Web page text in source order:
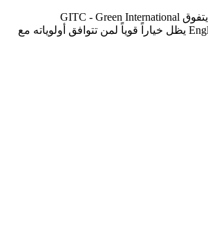
بناءً على تقييم DES الشامل، تتفوق GITC - Green International Technological College على English Fella 2 (Classic/J-Sparta Campus) بتقييم كلي 4.14 مقابل 3.35. يتفوق GITC - Green International
Technological College في 6 محاور رئيسية، مما يجعله الخيار الأنسب للطلاب الذين يبحثون عن تجربة دراسية متكاملة. غير أن English Fella 2 (Classic/J-Sparta Campus) يظل خياراً قوياً لمن تتوافق أولوياته مع